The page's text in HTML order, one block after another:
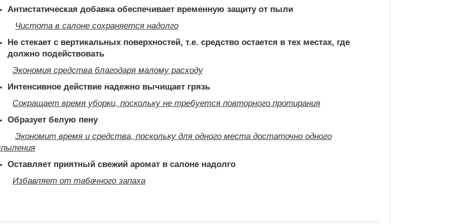
Антистатическая добавка обеспечивает временную защиту от пыли
Чистота в салоне сохраняется надолго
Не стекает с вертикальных поверхностей, т.е. средство остается в тех местах, где
должно подействовать
Экономия средства благодаря малому расходу
Интенсивное действие надежно вычищает грязь
Сокращает время уборки, поскольку не требуется повторного протирания
Образует белую пену
Экономит время и средства, поскольку для одного места достаточно одного
Оставляет приятный свежий аромат в салоне надолго
Избавляет от табачного запаха